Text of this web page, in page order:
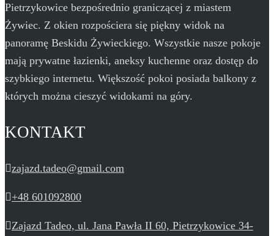
Pietrzykowice bezpośrednio graniczącej z miastem
Żywiec. Z okien rozpościera się piękny widok na
panoramę Beskidu Żywieckiego. Wszystkie nasze pokoje
mają prywatne łazienki, aneksy kuchenne oraz dostęp do
szybkiego internetu. Większość pokoi posiada balkony z
których można cieszyć widokami na góry.
KONTAKT
zajazd.tadeo@gmail.com
+48 601092800
Zajazd Tadeo, ul. Jana Pawła II 60, Pietrzykowice 34-